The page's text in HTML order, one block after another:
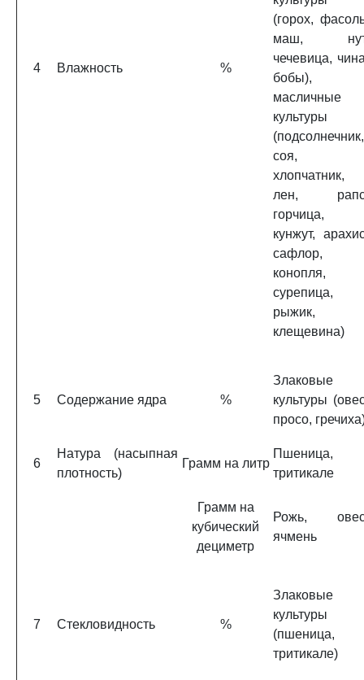
4 Влажность %
(горох,
маш,
чечевица,
бобы),
масличные
культуры
(подсолнечник,
соя,
хлопчатник,
лен,
горчица,
кунжут,
сафлор,
конопля,
сурепица,
рыжик,
клещевина)
5 Содержание ядра %
Злаковые
культуры
просо,
6
Натура (насыпная
плотность)
Грамм на литр
Пшеница,
тритикале
Грамм на
кубический
дециметр
Рожь,
ячмень
7 Стекловидность %
Злаковые
культуры
(пшеница,
тритикале)